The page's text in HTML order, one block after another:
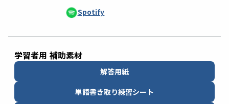
Spotify
学習者用 補助素材
解答用紙
単語書き取り練習シート